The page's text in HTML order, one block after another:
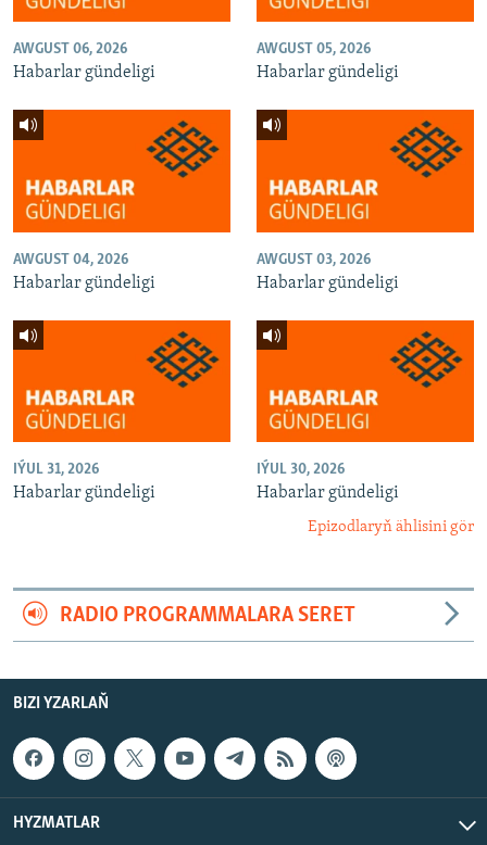
AWGUST 06, 2026
Habarlar gündeligi
AWGUST 05, 2026
Habarlar gündeligi
AWGUST 04, 2026
Habarlar gündeligi
AWGUST 03, 2026
Habarlar gündeligi
IÝUL 31, 2026
Habarlar gündeligi
IÝUL 30, 2026
Habarlar gündeligi
Epizodlaryň ählisini gör
RADIO PROGRAMMALARA SERET
BIZI YZARLAŇ
HYZMATLAR